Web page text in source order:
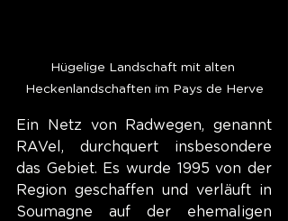
Hügelige Landschaft mit alten
Heckenlandschaften im Pays de Herve
Ein Netz von Radwegen, genannt
RAVel, durchquert insbesondere
das Gebiet. Es wurde 1995 von der
Region geschaffen und verläuft in
Soumagne auf der ehemaligen